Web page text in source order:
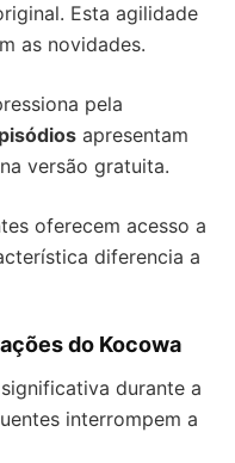
Esta agilidade
as novidades.
pela
apresentam
versão gratuita.
oferecem acesso a
diferencia a
do Kocowa
durante a
interrompem a